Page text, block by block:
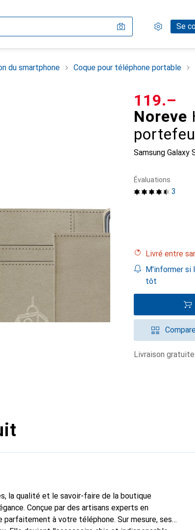
Paramètres
CompteSe
Listes de
Listes
Panier
du smartphone Coque pour téléphone portable
Noreve
Samsung Galaxy
CHF
119.–
3
Évaluations
Livré entre
M'informer si
tôt
livraison gratuite
la qualité et le savoir-faire de la boutique
Conçue par des artisans experts en
parfaitement à votre téléphone. Sur mesure, ses